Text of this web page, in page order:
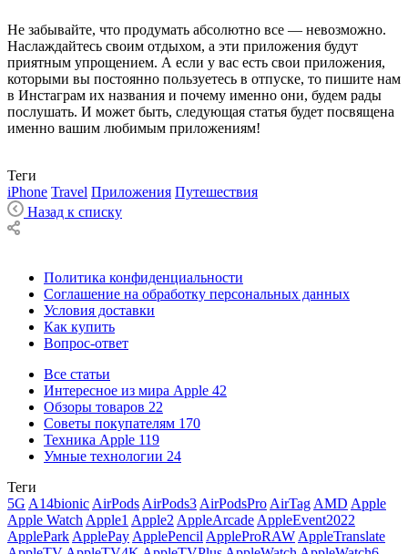
Не забывайте, что продумать абсолютно все — невозможно.
Наслаждайтесь своим отдыхом, а эти приложения будут
приятным упрощением. А если у вас есть свои приложения,
которыми вы постоянно пользуетесь в отпуске, то пишите нам
в Инстаграм их названия и почему именно они, будем рады
послушать. И может быть, следующая статья будет посвящена
именно вашим любимым приложениям!
Теги
iPhone Travel Приложения Путешествия
Назад к списку
Политика конфиденциальности
Соглашение на обработку персональных данных
Условия доставки
Как купить
Вопрос-ответ
Все статьи
Интересное из мира Apple 42
Обзоры товаров 22
Советы покупателям 170
Техника Apple 119
Умные технологии 24
Теги
5G A14bionic AirPods AirPods3 AirPodsPro AirTag AMD Apple
Apple Watch Apple1 Apple2 AppleArcade AppleEvent2022
ApplePark ApplePay ApplePencil AppleProRAW AppleTranslate